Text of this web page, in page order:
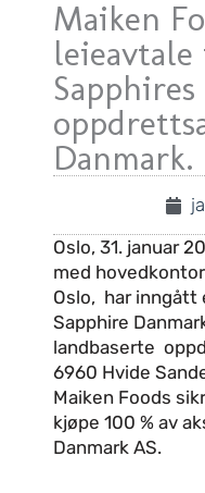
Maiken
Danmark.
Oslo, 31. januar
med
Oslo, har inngått
Sapphire
landbaserte
6960 Hvide
Maiken Foods
kjøpe 100 % av
Danmark AS.